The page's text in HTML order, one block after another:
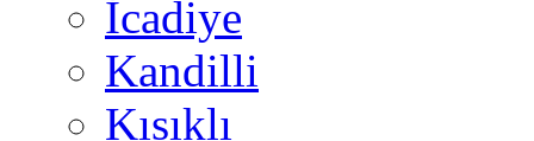
İcadiye
Kandilli
Kısıklı